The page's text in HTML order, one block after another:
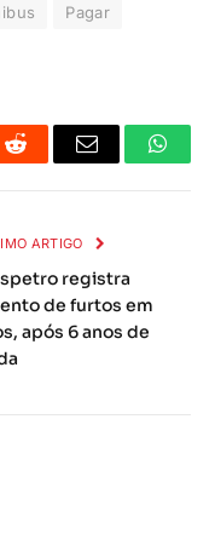
Pagar
Reddit
E-
ARTIGO
registra
de furtos em
após 6 anos de